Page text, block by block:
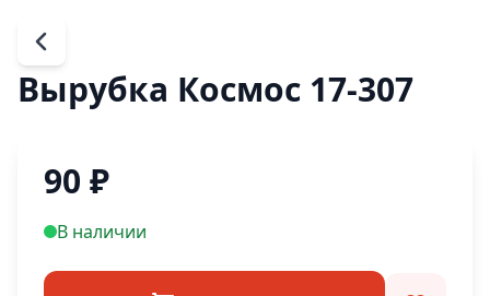
Вырубка Космос 17-307
90 ₽
В наличии